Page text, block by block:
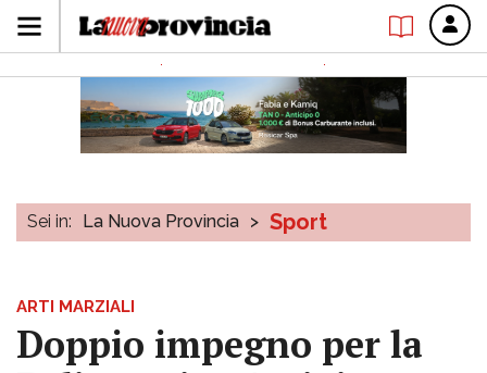
Sei in: La Nuova Provincia > Sport
ARTI MARZIALI
Doppio impegno per la